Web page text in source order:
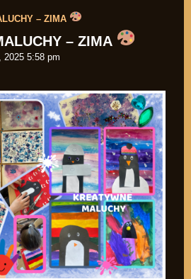
– ZIMA
– ZIMA
2025 5:58 pm